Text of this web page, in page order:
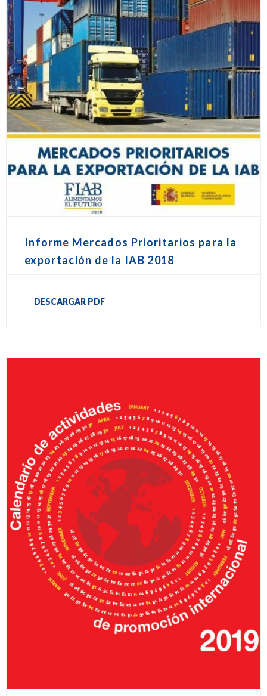
Informe Mercados Prioritarios para la
exportación de la IAB 2018
DESCARGAR PDF